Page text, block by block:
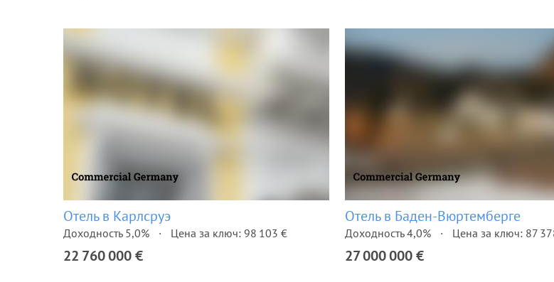
Отель в Карлсруэ
Доходность 5,0% Цена за ключ: 98 103 €
22 760 000 €
Отель в Баден-Вюртемберге
Доходность 4,0% Цена за ключ: 87
27 000 000 €